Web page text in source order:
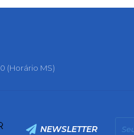
(Horário MS)
NEWSLETTER